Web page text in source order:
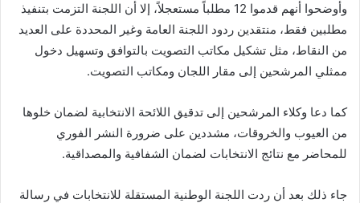
وأوضحوا أنهم قدموا 12 مطلباً مستعجلاً، إلا أن اللجنة التزمت بتنفيذ
مطلبين فقط، منتقدين ردود اللجنة العامة وغير المحددة على العديد
من النقاط، مثل تشكيل مكاتب التصويت بالتوافق وتسهيل دخول
ممثلي المرشحين إلى مقار اللجان ومكاتب التصويت.
كما دعا وكلاء المرشحين إلى تدقيق اللائحة الانتخابية لضمان خلوها
من العيوب والخروقات، مشددين على ضرورة النشر الفوري
للمحاضر مع نتائج الانتخابات لضمان الشفافية والمصداقية.
جاء ذلك بعد أن ردت اللجنة الوطنية المستقلة للانتخابات في رسالة